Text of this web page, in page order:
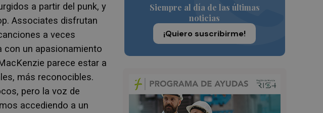
Siempre al día de las últimas
noticias
¡Quiero suscribirme!
a partir del punk, y
Associates disfrutan
a veces
con un apasionamiento
parece estar a
más reconocibles.
pero la voz de
accediendo a un